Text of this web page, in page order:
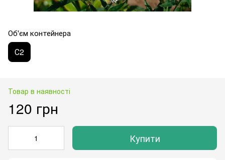
Об'єм контейнера
С2
Товар в наявності
120 грн
Купити